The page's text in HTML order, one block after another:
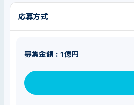
応募方式
募集金額 : 1億円